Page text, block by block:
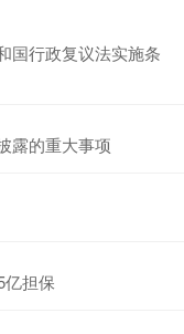
国行政复议法实施条
露的重大事项
亿担保